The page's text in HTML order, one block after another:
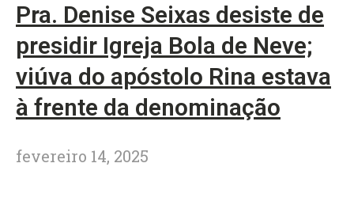
Pra. Denise Seixas desiste de
presidir Igreja Bola de Neve;
viúva do apóstolo Rina estava
à frente da denominação
fevereiro 14, 2025